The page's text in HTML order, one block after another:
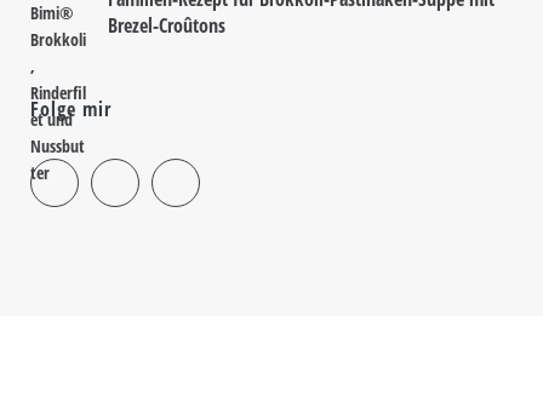
Brezel-Croûtons
Folge mir